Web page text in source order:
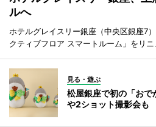
ルへ
ホテルグレイスリー銀座（中央区銀座7
クティブフロア スマートルーム」をリニ
見る・遊ぶ
松屋銀座で初の「お
や2ショット撮影会も